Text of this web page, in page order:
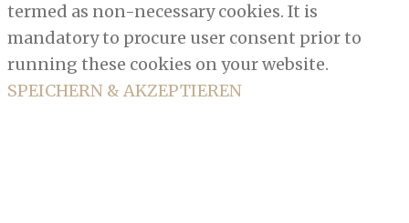
termed as non-necessary cookies. It is
mandatory to procure user consent prior to
running these cookies on your website.
SPEICHERN & AKZEPTIEREN